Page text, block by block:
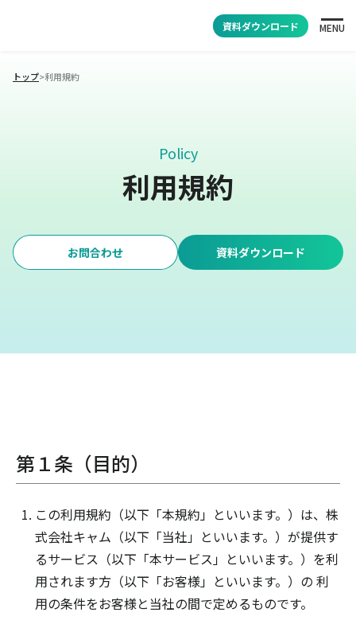
資料ダウンロード MENU
トップ>利用規約
Policy
利用規約
お問合わせ 資料ダウンロード
第１条（目的）
この利用規約（以下「本規約」といいます。）は、株
式会社キャム（以下「当社」といいます。）が提供す
るサービス（以下「本サービス」といいます。）を利
用されます方（以下「お客様」といいます。）の 利
用の条件をお客様と当社の間で定めるものです。